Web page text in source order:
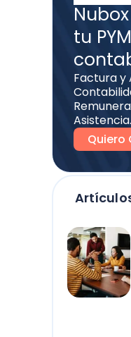
tu
Factura y
Asistencia.
Quiero